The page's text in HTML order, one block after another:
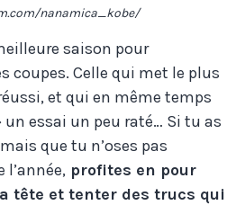
nanamica_kobe/
saison pour
coupes. Celle qui met le plus
et qui en même temps
essai un peu raté… Si tu as
que tu n’oses pas
l’année, profites en pour
tête et tenter des trucs qui